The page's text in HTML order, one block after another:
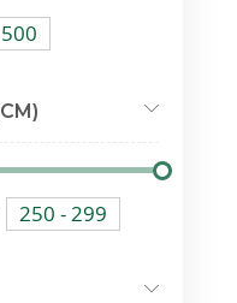
250 - 299